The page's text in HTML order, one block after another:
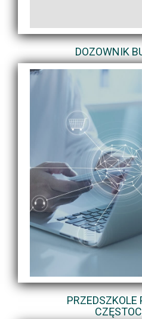
DOZOWNIK
PRZEDSZKOLE